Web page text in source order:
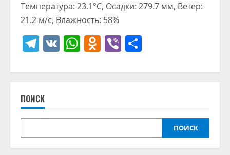
Температура: 23.1°C, Осадки: 279.7 мм, Ветер:
21.2 м/с, Влажность: 58%
Telegram
VK WhatsApp
Odnoklassniki
Viber
ПОИСК
ПОИСК